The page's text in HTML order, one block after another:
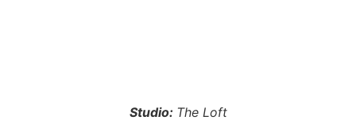
Studio: The Loft